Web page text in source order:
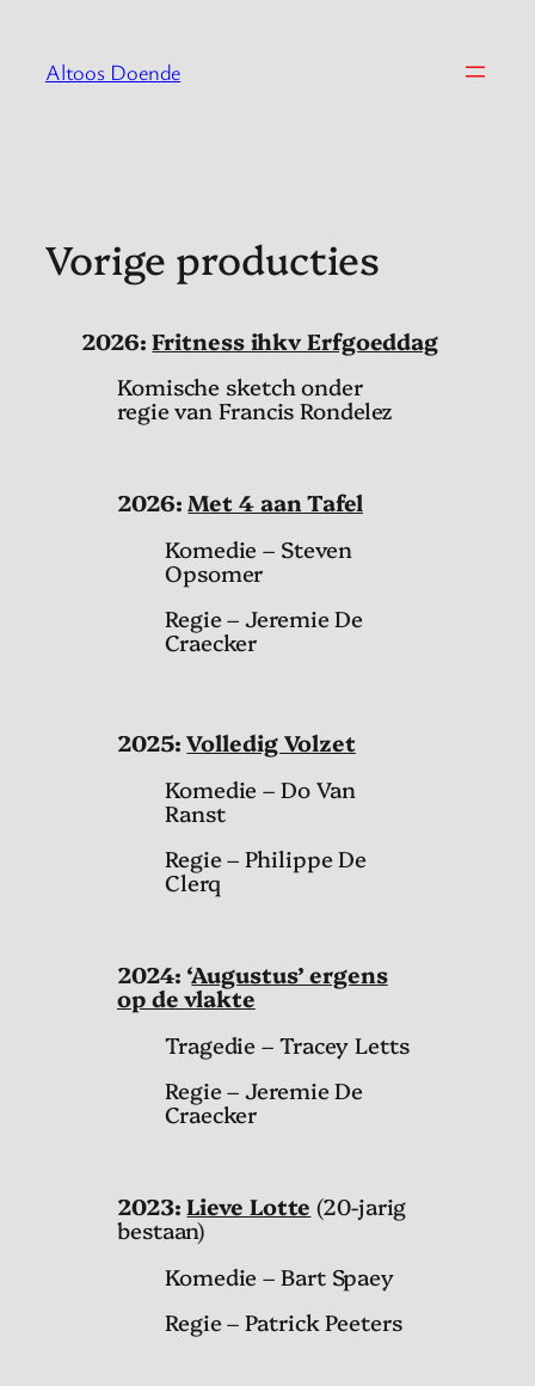
Altoos Doende
Vorige producties
2026:Fritness ihkv Erfgoeddag
Komische sketch onder
regie van Francis Rondelez
2026: Met 4 aan Tafel
Komedie – Steven
Opsomer
Regie – Jeremie De
Craecker
2025:Volledig Volzet
Komedie – Do Van
Ranst
Regie – Philippe De
Clerq
2024: ‘Augustus’ ergens
op de vlakte
Tragedie – Tracey Letts
Regie – Jeremie De
Craecker
2023:Lieve Lotte (20-jarig
bestaan)
Komedie – Bart Spaey
Regie – Patrick Peeters